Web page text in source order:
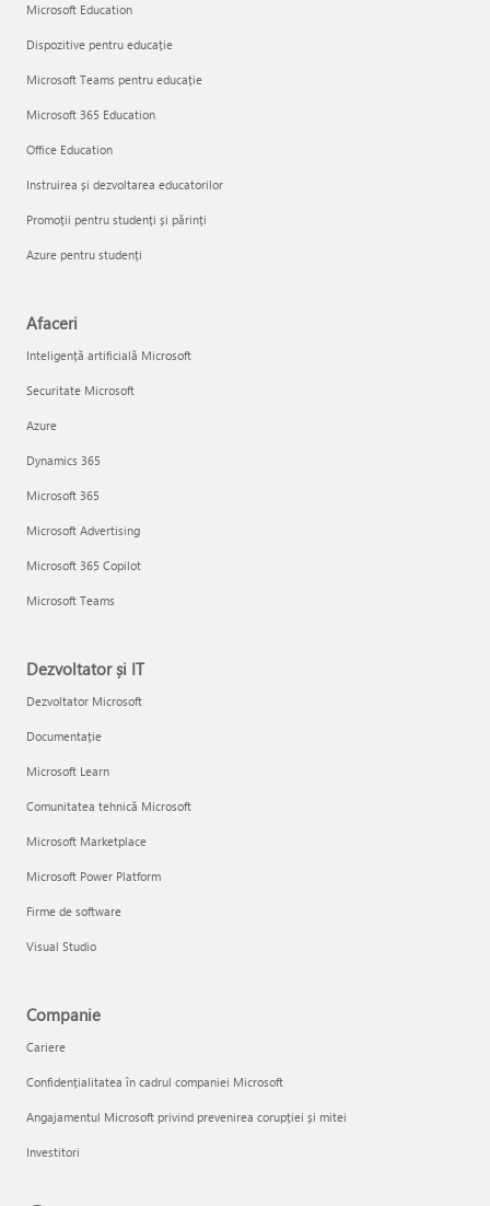
Microsoft Education
Dispozitive pentru educație
Microsoft Teams pentru educație
Microsoft 365 Education
Office Education
Instruirea și dezvoltarea educatorilor
Promoții pentru studenți și părinți
Azure pentru studenți
Afaceri
Inteligență artificială Microsoft
Securitate Microsoft
Azure
Dynamics 365
Microsoft 365
Microsoft Advertising
Microsoft 365 Copilot
Microsoft Teams
Dezvoltator și IT
Dezvoltator Microsoft
Documentație
Microsoft Learn
Comunitatea tehnică Microsoft
Microsoft Marketplace
Microsoft Power Platform
Firme de software
Visual Studio
Companie
Cariere
Confidențialitatea în cadrul companiei Microsoft
Angajamentul Microsoft privind prevenirea corupției și mitei
Investitori